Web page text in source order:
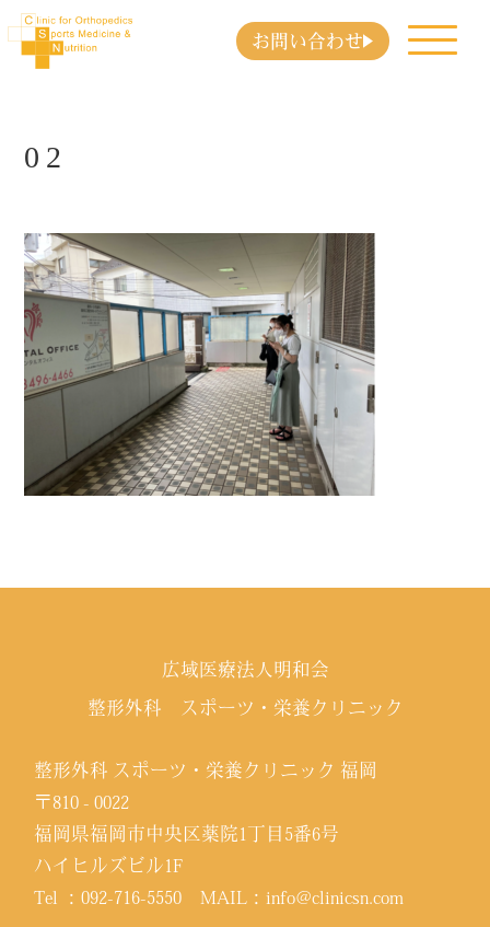
お問い合わせ
02
広域医療法人明和会
整形外科 スポーツ・栄養クリニック
整形外科 スポーツ・栄養クリニック 福岡
〒810 - 0022
福岡県福岡市中央区薬院1丁目5番6号
ハイヒルズビル1F
Tel ：092-716-5550 MAIL：info@clinicsn.com